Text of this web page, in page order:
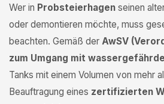
Wer in Probsteierhagen seinen
oder demontieren möchte, muss
beachten. Gemäß der AwSV
zum Umgang mit
Tanks mit einem Volumen von mehr
Beauftragung eines zertifizierten